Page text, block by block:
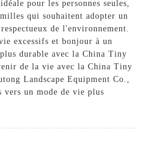
pour les personnes seules,
qui souhaitent adopter un
de l'environnement.
excessifs et bonjour à un
durable avec la China Tiny
de la vie avec la China Tiny
Landscape Equipment Co.,
un mode de vie plus